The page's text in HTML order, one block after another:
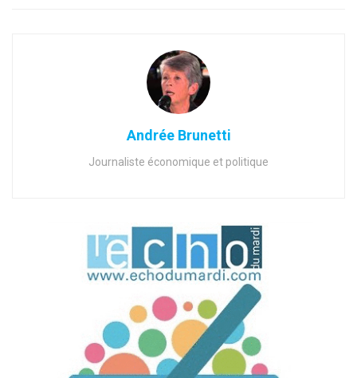
Andrée Brunetti
Journaliste économique et politique